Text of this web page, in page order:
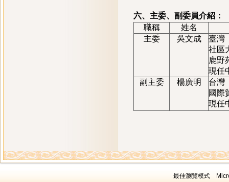
六、主委、副委員介紹：
職稱
姓名
主委
吳文成
臺灣
社區
鹿野
現任
副主委
楊廣明
台灣
國際
現任
最佳瀏覽模式